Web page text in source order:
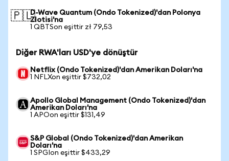
🇵🇱D-Wave Quantum (Ondo Tokenized)'dan Polonya
Zlotisi'na
1 QBTSon eşittir zł 79,53
Diğer RWA'ları USD'ye dönüştür
Netflix (Ondo Tokenized)'dan Amerikan Doları'na
1 NFLXon eşittir $732,02
Apollo Global Management (Ondo Tokenized)'dan
Amerikan Doları'na
1 APOon eşittir $131,49
S&P Global (Ondo Tokenized)'dan Amerikan
Doları'na
1 SPGIon eşittir $433,29